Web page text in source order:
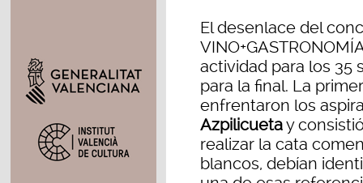
El desenlace del
actividad para los 35
para la final. La
enfrentaron los
Azpilicuetay
realizar la cata
blancos, debían